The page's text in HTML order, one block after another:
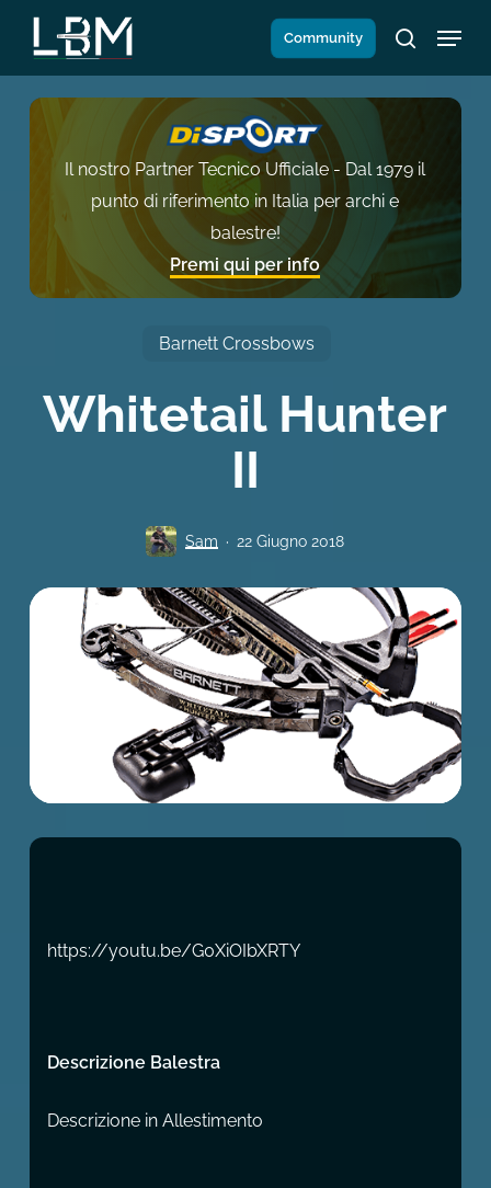
Salta
contenuto
principale
Community
search
Menu
Il nostro Partner Tecnico Ufficiale - Dal 1979 il
punto di riferimento in Italia per archi e
balestre!
Premi qui per info
Barnett Crossbows
Whitetail Hunter
II
Sam 22 Giugno 2018
https://youtu.be/G0XiOIbXRTY
Descrizione Balestra
Descrizione in Allestimento